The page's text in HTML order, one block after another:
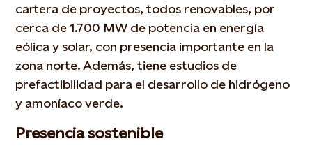
cartera de proyectos, todos renovables, por
cerca de 1.700 MW de potencia en energía
eólica y solar, con presencia importante en la
zona norte. Además, tiene estudios de
prefactibilidad para el desarrollo de hidrógeno
y amoníaco verde.
Presencia sostenible